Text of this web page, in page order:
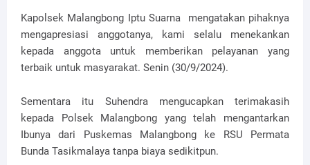
Kapolsek Malangbong Iptu Suarna mengatakan pihaknya
mengapresiasi anggotanya, kami selalu menekankan
kepada anggota untuk memberikan pelayanan yang
terbaik untuk masyarakat. Senin (30/9/2024).
Sementara itu Suhendra mengucapkan terimakasih
kepada Polsek Malangbong yang telah mengantarkan
Ibunya dari Puskemas Malangbong ke RSU Permata
Bunda Tasikmalaya tanpa biaya sedikitpun.